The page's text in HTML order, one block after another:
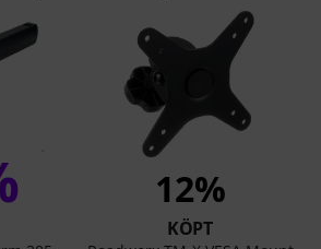
12%
KÖPT